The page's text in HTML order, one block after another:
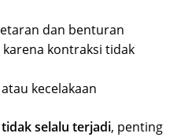
dan benturan
kontraksi tidak
kecelakaan
tidak selalu terjadi, penting